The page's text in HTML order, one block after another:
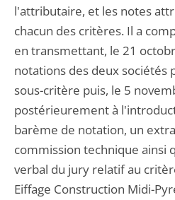
l'attributaire, et les notes
chacun des critères. Il a
en transmettant, le 21
notations des deux sociétés
sous-critère puis, le 5
postérieurement à
barème de notation, un
commission technique ainsi
verbal du jury relatif au
Eiffage Construction Midi-